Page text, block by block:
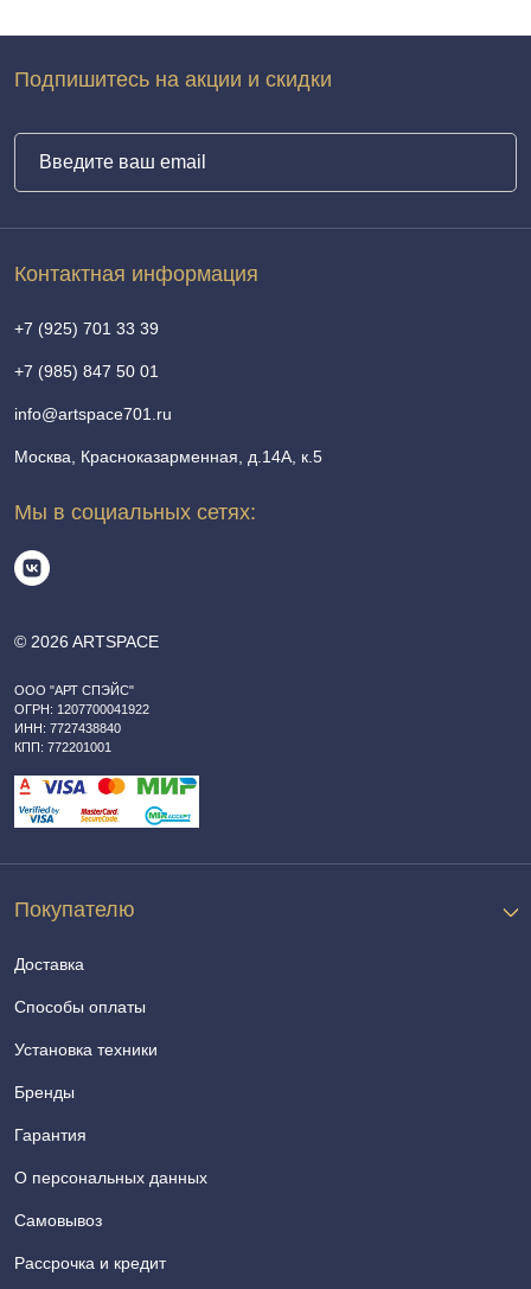
© 2026 ARTSPACE
ООО "АРТ СПЭЙС"
ОГРН: 1207700041922
ИНН: 7727438840
КПП: 772201001
Покупателю
Доставка
Способы оплаты
Установка техники
Бренды
Гарантия
О персональных данных
Самовывоз
Рассрочка и кредит
Контактная информация
+7 (925) 701 33 39
+7 (985) 847 50 01
info@artspace701.ru
Москва, Красноказарменная, д.14А, к.5
Мы в социальных сетях:
Подпишитесь на акции и скидки